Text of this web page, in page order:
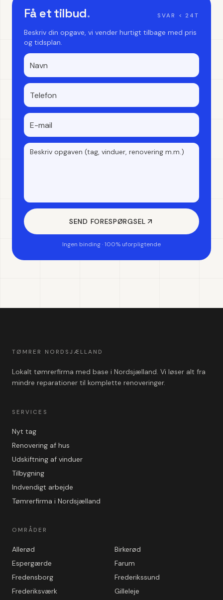
Få et tilbud. SVAR < 24T
Beskriv din opgave, vi vender hurtigt tilbage med pris
og tidsplan.
SEND FORESPØRGSEL
Ingen binding · 100% uforpligtende
TØMRER NORDSJÆLLAND
Lokalt tømrerfirma med base i Nordsjælland. Vi løser alt fra
mindre reparationer til komplette renoveringer.
SERVICES
Nyt tag
Renovering af hus
Udskiftning af vinduer
Tilbygning
Indvendigt arbejde
Tømrerfirma i Nordsjælland
OMRÅDER
Allerød
Birkerød
Espergærde
Farum
Fredensborg
Frederikssund
Frederiksværk
Gilleleje